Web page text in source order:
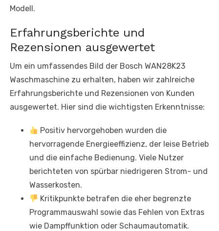
Modell.
Erfahrungsberichte und
Rezensionen ausgewertet
Um ein umfassendes Bild der Bosch WAN28K23
Waschmaschine zu erhalten, haben wir zahlreiche
Erfahrungsberichte und Rezensionen von Kunden
ausgewertet. Hier sind die wichtigsten Erkenntnisse:
Positiv hervorgehoben wurden die
hervorragende Energieeffizienz, der leise Betrieb
und die einfache Bedienung. Viele Nutzer
berichteten von spürbar niedrigeren Strom- und
Wasserkosten.
Kritikpunkte betrafen die eher begrenzte
Programmauswahl sowie das Fehlen von Extras
wie Dampffunktion oder Schaumautomatik.